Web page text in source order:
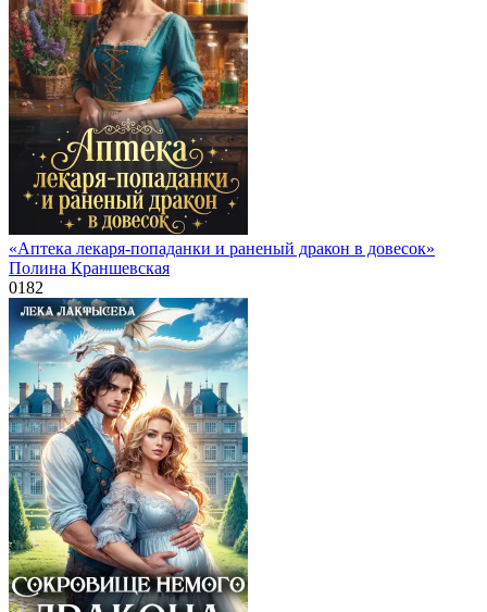
«Аптека лекаря-попаданки и раненый дракон в довесок»
Полина Краншевская
0182